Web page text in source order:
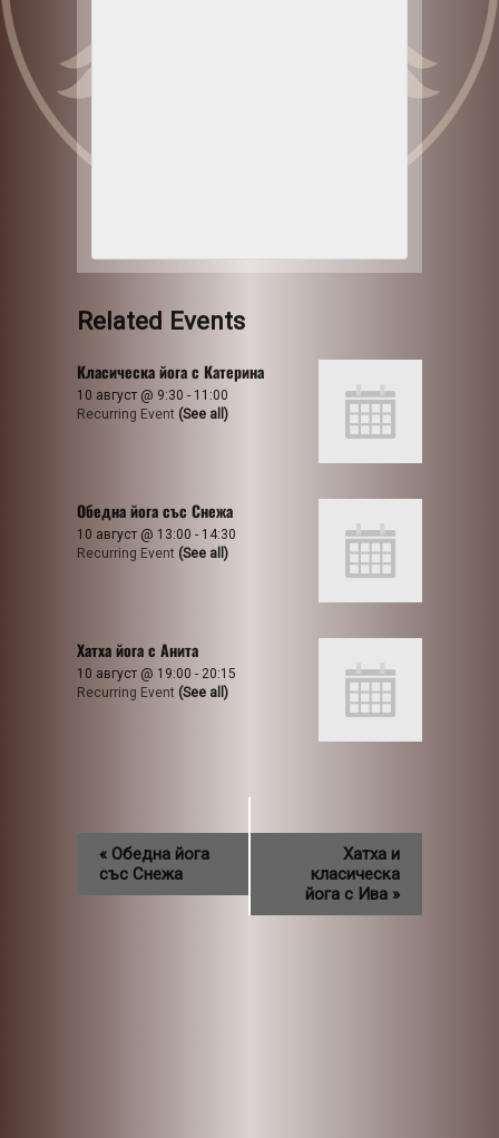
Related Events
Класическа йога с Катерина
10 август @ 9:30 - 11:00
Recurring Event (See all)
Обедна йога със Снежа
10 август @ 13:00 - 14:30
Recurring Event (See all)
Хатха йога с Анита
10 август @ 19:00 - 20:15
Recurring Event (See all)
« Обедна йога
със Снежа
Хатха и
класическа
йога с Ива »